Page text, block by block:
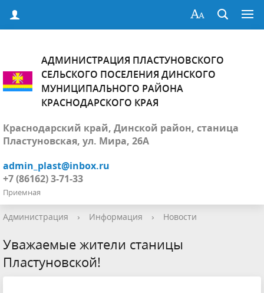
АДМИНИСТРАЦИЯ ПЛАСТУНОВСКОГО
СЕЛЬСКОГО ПОСЕЛЕНИЯ ДИНСКОГО
МУНИЦИПАЛЬНОГО РАЙОНА
КРАСНОДАРСКОГО КРАЯ
Краснодарский край, Динской район, станица
Пластуновская, ул. Мира, 26А
admin_plast@inbox.ru
+7 (86162) 3-71-33
Приемная
Администрация › Информация › Новости
Уважаемые жители станицы
Пластуновской!